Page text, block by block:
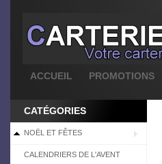
ACCUEIL PROMOTIONS
CATÉGORIES
NOËL ET FÊTES
CALENDRIERS DE L'AVENT